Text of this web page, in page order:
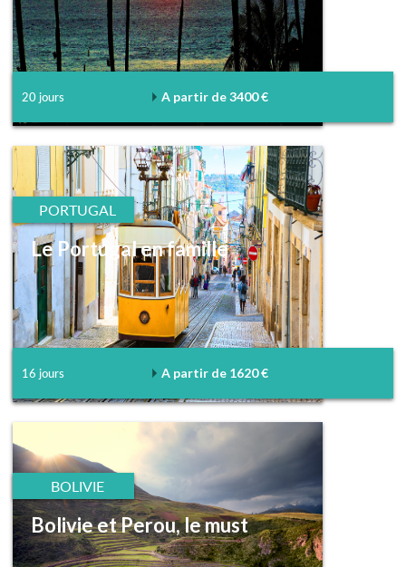
20 jours A partir de 3400 €
PORTUGAL
Le Portugal en famille
16 jours A partir de 1620 €
BOLIVIE
Bolivie et Perou, le must